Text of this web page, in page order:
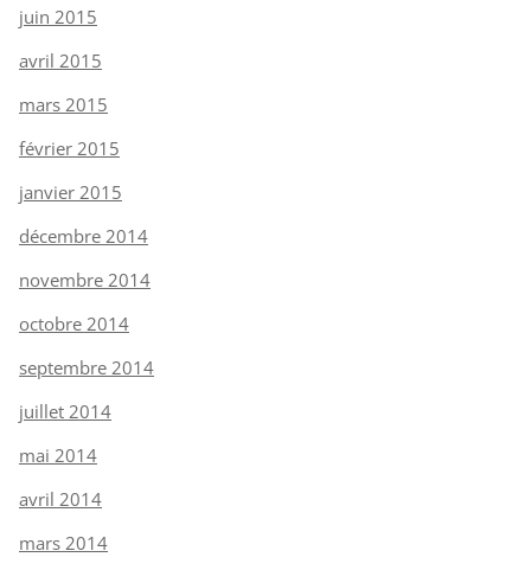
juin 2015
avril 2015
mars 2015
février 2015
janvier 2015
décembre 2014
novembre 2014
octobre 2014
septembre 2014
juillet 2014
mai 2014
avril 2014
mars 2014